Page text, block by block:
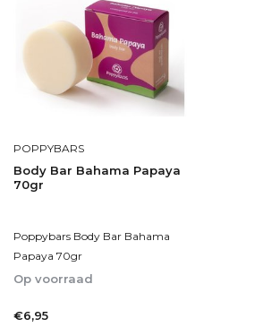
POPPYBARS
Body Bar Bahama Papaya
70gr
Poppybars Body Bar Bahama
Papaya 70gr
Op voorraad
€6,95